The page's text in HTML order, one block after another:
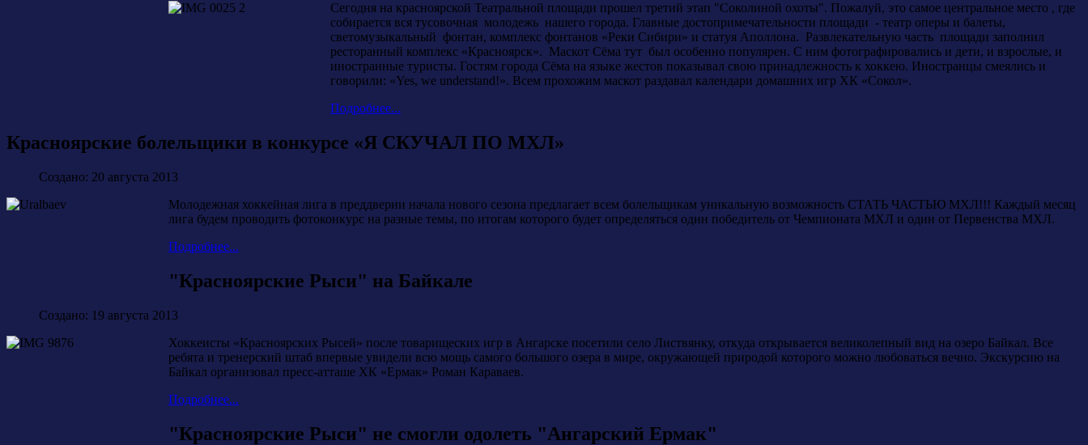
Сегодня на красноярской Театральной площади прошел третий этап "Соколиной охоты". Пожалуй, это самое центральное место , где
собирается вся тусовочная молодежь нашего города. Главные достопримечательности площади - театр оперы и балеты,
светомузыкальный фонтан, комплекс фонтанов «Реки Сибири» и статуя Аполлона. Развлекательную часть площади заполнил
ресторанный комплекс «Красноярск». Маскот Сёма тут был особенно популярен. С ним фотографировались и дети, и взрослые, и
иностранные туристы. Гостям города Сёма на языке жестов показывал свою принадлежность к хоккею. Иностранцы смеялись и
говорили: «Yes, we understand!». Всем прохожим маскот раздавал календари домашних игр ХК «Сокол».
Подробнее...
Красноярские болельщики в конкурсе «Я СКУЧАЛ ПО МХЛ»
Создано: 20 августа 2013
Молодежная хоккейная лига в преддверии начала нового сезона предлагает всем болельщикам уникальную возможность СТАТЬ ЧАСТЬЮ МХЛ!!! Каждый месяц
лига будем проводить фотоконкурс на разные темы, по итогам которого будет определяться один победитель от Чемпионата МХЛ и один от Первенства МХЛ.
Подробнее...
"Красноярские Рыси" на Байкале
Создано: 19 августа 2013
Хоккеисты «Красноярских Рысей» после товарищеских игр в Ангарске посетили село Листвянку, откуда открывается великолепный вид на озеро Байкал. Все
ребята и тренерский штаб впервые увидели всю мощь самого большого озера в мире, окружающей природой которого можно любоваться вечно. Экскурсию на
Байкал организовал пресс-атташе ХК «Ермак» Роман Караваев.
Подробнее...
"Красноярские Рыси" не смогли одолеть "Ангарский Ермак"